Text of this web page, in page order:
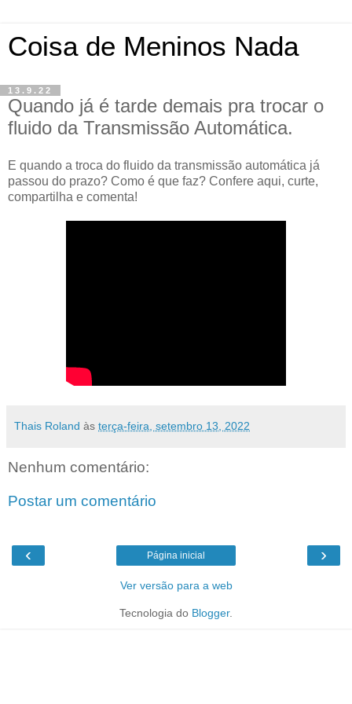
Coisa de Meninos Nada
13.9.22
Quando já é tarde demais pra trocar o
fluido da Transmissão Automática.
E quando a troca do fluido da transmissão automática já
passou do prazo? Como é que faz? Confere aqui, curte,
compartilha e comenta!
Thais Roland às terça-feira, setembro 13, 2022
Nenhum comentário:
Postar um comentário
‹ ›
Página inicial
Ver versão para a web
Tecnologia do Blogger.